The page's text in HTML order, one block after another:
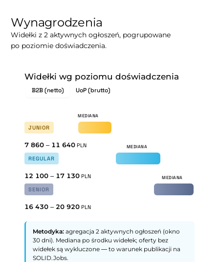
Wynagrodzenia
Widełki z 2 aktywnych ogłoszeń, pogrupowane
po poziomie doświadczenia.
Widełki wg poziomu doświadczenia
B2B (netto) UoP (brutto)
JUNIOR
7 860 – 11 640 PLN
REGULAR
12 100 – 17 130 PLN
SENIOR
16 430 – 20 920 PLN
Metodyka: agregacja 2 aktywnych ogłoszeń (okno
30 dni). Mediana po środku widełek; oferty bez
widełek są wykluczone — to warunek publikacji na
SOLID.Jobs.